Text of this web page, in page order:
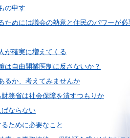
の申す
ためには議会の熱意と住民のパワーが必
が確実に増えてくる
は自由開業医制に反さないか？
るか、考えてみませんか
財務省は社会保障を潰すつもりか
ばならない
ために必要なこと